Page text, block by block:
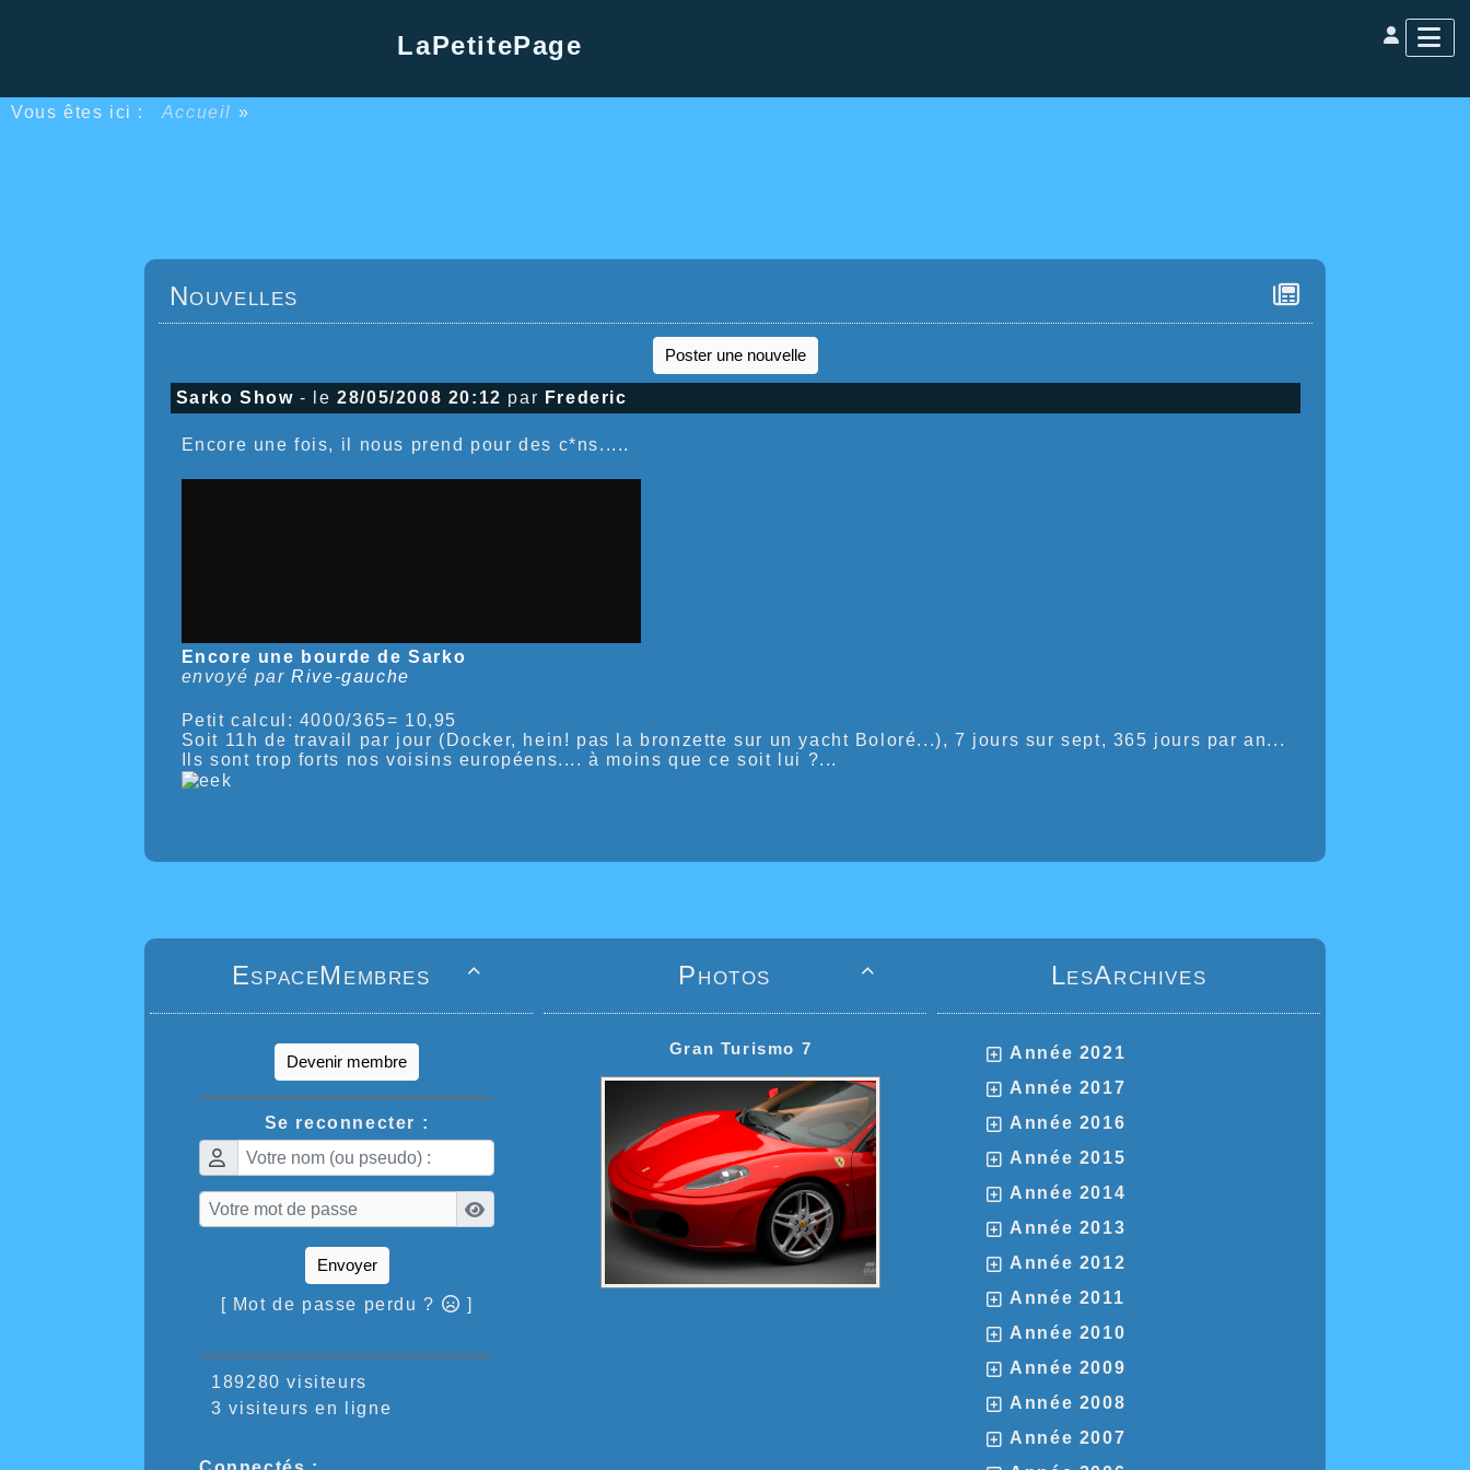
LaPetitePage
Vous êtes ici : Accueil »
Nouvelles
Poster une nouvelle
Sarko Show - le28/05/2008 20:12 par Frederic
Encore une fois, il nous prend pour des c*ns.....
Encore une bourde de Sarko
envoyé parRive-gauche
Petit calcul: 4000/365= 10,95
Soit 11h de travail par jour (Docker, hein! pas la bronzette sur un yacht Boloré...), 7 jours sur sept, 365 jours par an...
Ils sont trop forts nos voisins européens.... à moins que ce soit lui ?...

EspaceMembres
Devenir membre
Se reconnecter :
Envoyer
[ Mot de passe perdu ? ]
189280 visiteurs
3 visiteurs en ligne

Photos
Gran Turismo 7
LesArchives
Année 2021
Année 2017
Année 2016
Année 2015
Année 2014
Année 2013
Année 2012
Année 2011
Année 2010
Année 2009
Année 2008
Année 2007